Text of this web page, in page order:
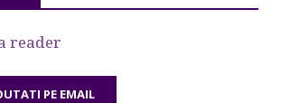
reader
PE EMAIL